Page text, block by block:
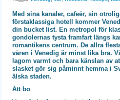
Med sina kanaler, cafeér, sin
förstaklassiga hotell kommer
din bucket list. En metropol för
gondolernas tysta framfart längs
romantikens centrum. De allra
våren i Venedig är minst lika bra.
lagom varmt och bara känslan av
slasket gör sig påminnt hemma i
älska staden.
Att bo